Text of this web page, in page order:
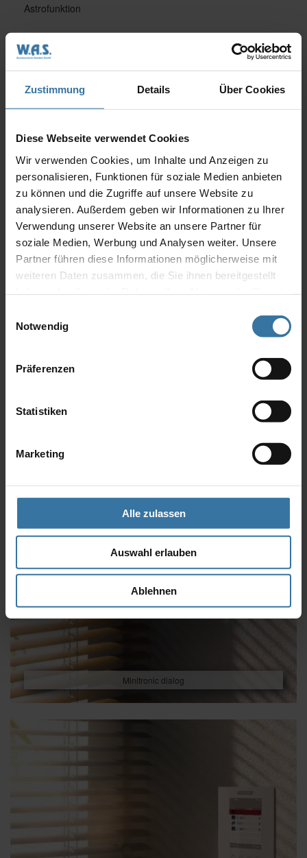
Zustimmung Details Über Cookies
Diese Webseite verwendet Cookies
Wir verwenden Cookies, um Inhalte und Anzeigen zu
personalisieren, Funktionen für soziale Medien anbieten
zu können und die Zugriffe auf unsere Website zu
analysieren. Außerdem geben wir Informationen zu Ihrer
Verwendung unserer Website an unsere Partner für
soziale Medien, Werbung und Analysen weiter. Unsere
Partner führen diese Informationen möglicherweise mit
weiteren Daten zusammen, die Sie ihnen bereitgestellt
Notwendig
Präferenzen
Statistiken
Marketing
Alle zulassen
Auswahl erlauben
Ablehnen
Astrofunktion
Product description
Der WAREMA Timer sorgt für eine verlässliche zeit-
Sonnenschutzes. Damit genießen Sie nicht nur ein
automatisch schließt und hochfährt, Sie gewinnen auch
an Sicherheit. Denn durch die Anwesenheitssimulation
wirkt Ihr Haus bewohnt. Ein wichtiger Beitrag zum
vorbeugenden Einbruchschutz.
Brillant extras
Wetterstation multisense
Motorsteuereinheiten und Geschossansteuerungen
Minitronic dialog